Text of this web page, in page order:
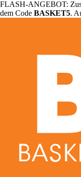
FLASH-ANGEBOT:
dem Code BASKET5.